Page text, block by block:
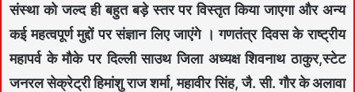
संस्था को जल्द ही बहुत बड़े स्तर पर विस्तृत किया जाएगा और अन्य
कई महत्वपूर्ण मुद्दों पर संज्ञान लिए जाएंगे । गणतंत्र दिवस के राष्ट्रीय
महापर्व के मौके पर दिल्ली साउथ जिला अध्यक्ष शिवनाथ ठाकुर,स्टेट
जनरल सेक्रेट्री हिमांशु राज शर्मा, महावीर सिंह, जै. सी. गौर के अलावा